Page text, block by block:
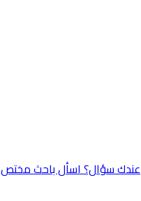
عندك سؤال؟ اسأل باحث مختص